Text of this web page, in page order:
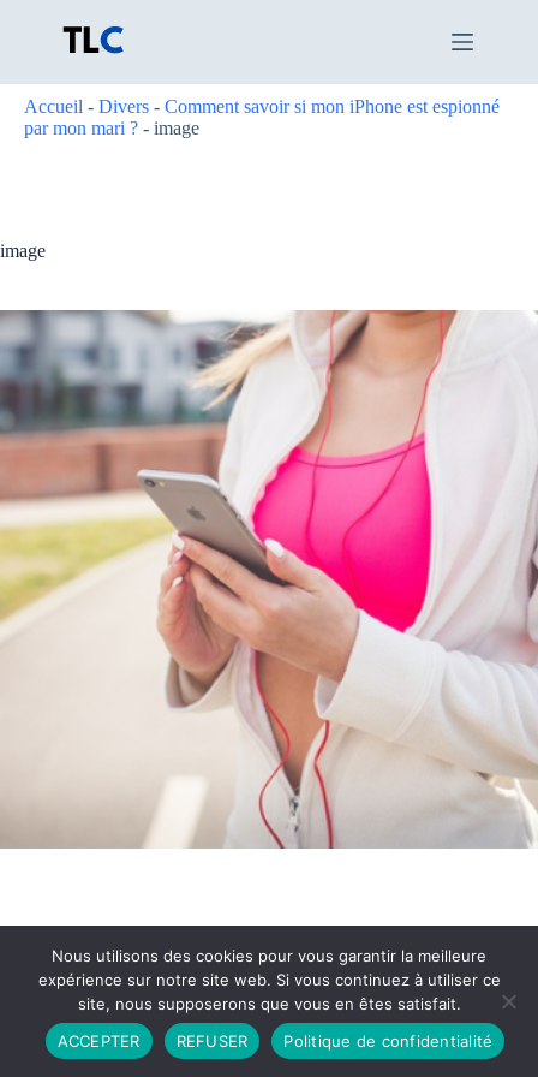
Accueil - Divers - Comment savoir si mon iPhone est espionné
par mon mari ? - image
image
Partenariat Contact
Politique de Confidentialité
CGU
Copyright © 2026 - Propulsé par DIEUDUDIABLE
Nous utilisons des cookies pour vous garantir la meilleure
expérience sur notre site web. Si vous continuez à utiliser ce
site, nous supposerons que vous en êtes satisfait.
ACCEPTER
REFUSER Politique de confidentialité